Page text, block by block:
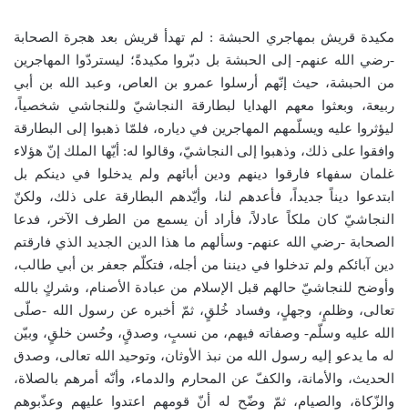
مكيدة قريش بمهاجري الحبشة : لم تهدأ قريش بعد هجرة الصحابة
-رضي الله عنهم- إلى الحبشة بل دبّروا مكيدةً؛ ليستردّوا المهاجرين
من الحبشة، حيث إنّهم أرسلوا عمرو بن العاص، وعبد الله بن أبي
ربيعة، وبعثوا معهم الهدايا لبطارقة النجاشيّ وللنجاشي شخصياً،
ليؤثروا عليه ويسلّمهم المهاجرين في دياره، فلمّا ذهبوا إلى البطارقة
وافقوا على ذلك، وذهبوا إلى النجاشيّ، وقالوا له: أيّها الملك إنّ هؤلاء
غلمان سفهاء فارقوا دينهم ودين أبائهم ولم يدخلوا في دينكم بل
ابتدعوا ديناً جديداً، فأعدهم لنا، وأيّدهم البطارقة على ذلك، ولكنّ
النجاشيّ كان ملكاً عادلاً، فأراد أن يسمع من الطرف الآخر، فدعا
الصحابة -رضي الله عنهم- وسألهم ما هذا الدين الجديد الذي فارقتم
دين آبائكم ولم تدخلوا في ديننا من أجله، فتكلّم جعفر بن أبي طالب،
وأوضح للنجاشيّ حالهم قبل الإسلام من عبادة الأصنام، وشركٍ بالله
تعالى، وظلمٍ، وجهلٍ، وفساد خُلقٍ، ثمّ أخبره عن رسول الله -صلّى
الله عليه وسلّم- وصفاته فيهم، من نسبٍ، وصدقٍ، وحُسن خلقٍ، وبيّن
له ما يدعو إليه رسول الله من نبذ الأوثان، وتوحيد الله تعالى، وصدق
الحديث، والأمانة، والكفّ عن المحارم والدماء، وأنّه أمرهم بالصلاة،
والزّكاة، والصيام، ثمّ وضّح له أنّ قومهم اعتدوا عليهم وعذّبوهم